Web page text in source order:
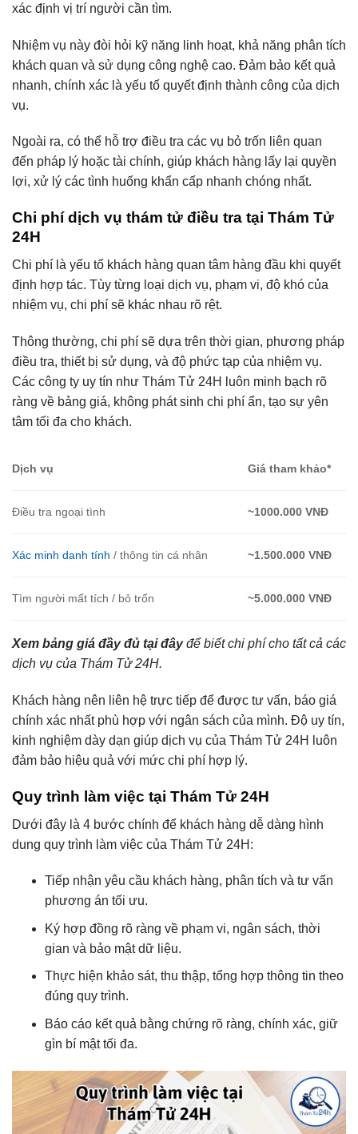
xác định vị trí người cần tìm.
Nhiệm vụ này đòi hỏi kỹ năng linh hoạt, khả năng phân tích
khách quan và sử dụng công nghệ cao. Đảm bảo kết quả
nhanh, chính xác là yếu tố quyết định thành công của dịch
vụ.
Ngoài ra, có thể hỗ trợ điều tra các vụ bỏ trốn liên quan
đến pháp lý hoặc tài chính, giúp khách hàng lấy lại quyền
lợi, xử lý các tình huống khẩn cấp nhanh chóng nhất.
Chi phí dịch vụ thám tử điều tra tại Thám Tử
24H
Chi phí là yếu tố khách hàng quan tâm hàng đầu khi quyết
định hợp tác. Tùy từng loại dịch vụ, phạm vi, độ khó của
nhiệm vụ, chi phí sẽ khác nhau rõ rệt.
Thông thường, chi phí sẽ dựa trên thời gian, phương pháp
điều tra, thiết bị sử dụng, và độ phức tạp của nhiệm vụ.
Các công ty uy tín như Thám Tử 24H luôn minh bạch rõ
ràng về bảng giá, không phát sinh chi phí ẩn, tạo sự yên
tâm tối đa cho khách.
Dịch vụ Giá tham khảo*
Điều tra ngoại tình ~1000.000 VNĐ
Xác minh danh tính / thông tin cá nhân ~1.500.000 VNĐ
Tìm người mất tích / bỏ trốn ~5.000.000 VNĐ
Xem bảng giá đầy đủ tại đâyđể biết chi phí cho tất cả các
dịch vụ của Thám Tử 24H.
Khách hàng nên liên hệ trực tiếp để được tư vấn, báo giá
chính xác nhất phù hợp với ngân sách của mình. Độ uy tín,
kinh nghiệm dày dạn giúp dịch vụ của Thám Tử 24H luôn
đảm bảo hiệu quả với mức chi phí hợp lý.
Quy trình làm việc tại Thám Tử 24H
Dưới đây là 4 bước chính để khách hàng dễ dàng hình
dung quy trình làm việc của Thám Tử 24H:
Tiếp nhận yêu cầu khách hàng, phân tích và tư vấn
phương án tối ưu.
Ký hợp đồng rõ ràng về phạm vi, ngân sách, thời
gian và bảo mật dữ liệu.
Thực hiện khảo sát, thu thập, tổng hợp thông tin theo
đúng quy trình.
Báo cáo kết quả bằng chứng rõ ràng, chính xác, giữ
gìn bí mật tối đa.